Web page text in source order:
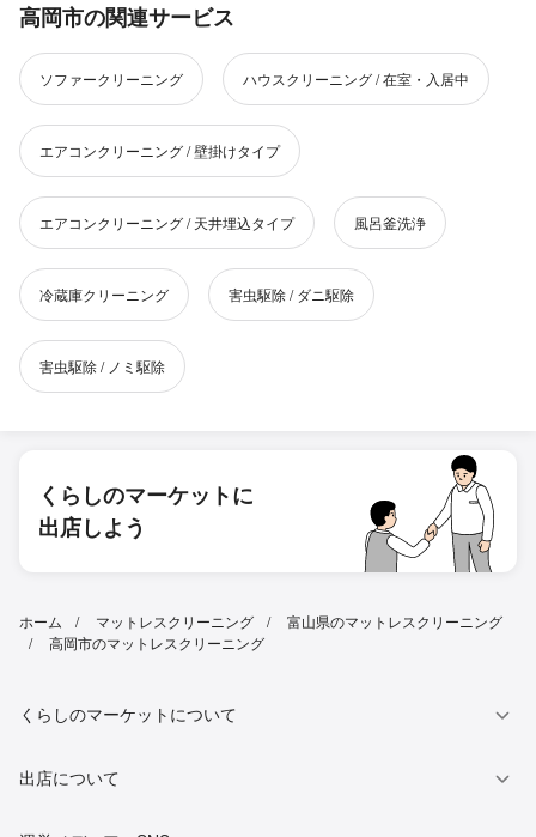
高岡市の関連サービス
ソファークリーニング ハウスクリーニング / 在室・入居中
エアコンクリーニング / 壁掛けタイプ
エアコンクリーニング / 天井埋込タイプ 風呂釜洗浄
冷蔵庫クリーニング 害虫駆除 / ダニ駆除
害虫駆除 / ノミ駆除
くらしのマーケットに
出店しよう
ホーム マットレスクリーニング
富山県のマットレスクリーニング
高岡市のマットレスクリーニング
くらしのマーケットについて
出店について